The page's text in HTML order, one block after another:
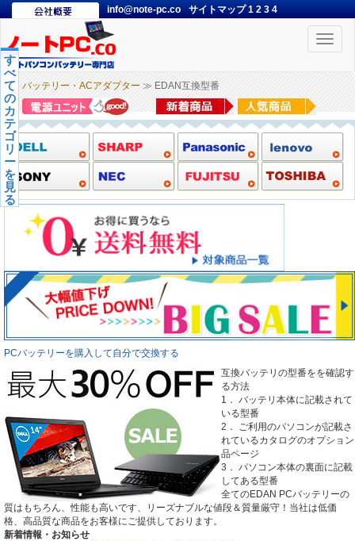
info@note-pc.co サイトマップ1 2 3 4
Toggle
バッテリー・ACアダプター ≫ EDAN互換型番
す
べ
て
の
カ
テ
ゴ
リ
ー
を
見
る
PCバッテリーを購入して自分で交換する
互換バッテリの型番をを確認す
る方法
1． バッテリ本体に記載されて
いる型番
2． ご利用のパソコンが記載さ
れているカタログのオプション
品ページ
3． パソコン本体の裏面に記載
してある型番
全てのEDAN PCバッテリーの
質はもちろん、性能も高いです、リーズナブルな値段＆質量厳守！当社は低価
格、高品質な商品をお客様にご提供しております。
新着情報・お知らせ